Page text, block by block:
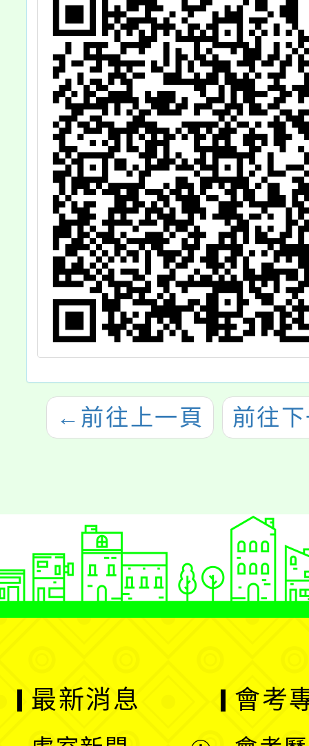
← 前往上一頁 前往
最新消息 會考